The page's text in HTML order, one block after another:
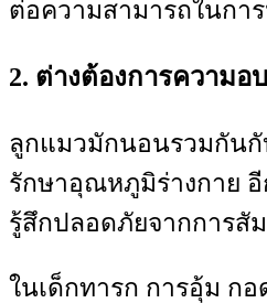
ต่อความสามารถในกา
2. ต่างต้องการความ
ลูกแมวมักนอนรวมกันกั
รักษาอุณหภูมิร่างกาย อี
รู้สึกปลอดภัยจากการสั
ในเด็กทารก การอุ้ม ก